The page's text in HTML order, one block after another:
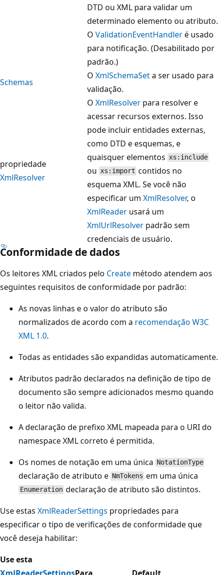
DTD ou XML para validar um
determinado elemento ou atributo.
O ValidationEventHandleré usado
para notificação. (Desabilitado por
padrão.)
Schemas
O XmlSchemaSeta ser usado para
validação.
propriedade
XmlResolver
O XmlResolver para resolver e
acessar recursos externos. Isso
pode incluir entidades externas,
como DTD e esquemas, e
quaisquer elementos xs:include
ou xs:import contidos no
esquema XML. Se você não
especificar um XmlResolver, o
XmlReader usará um
XmlUrlResolver padrão sem
credenciais de usuário.
Conformidade de dados
Os leitores XML criados pelo Create método atendem aos
seguintes requisitos de conformidade por padrão:
As novas linhas e o valor do atributo são
normalizados de acordo com a recomendação W3C
XML 1.0.
Todas as entidades são expandidas automaticamente.
Atributos padrão declarados na definição de tipo de
documento são sempre adicionados mesmo quando
o leitor não valida.
A declaração de prefixo XML mapeada para o URI do
namespace XML correto é permitida.
Os nomes de notação em uma única NotationType
declaração de atributo e NmTokens em uma única
Enumeration declaração de atributo são distintos.
Use estas XmlReaderSettings propriedades para
especificar o tipo de verificações de conformidade que
você deseja habilitar:
Use esta
XmlReaderSettingsPara Default